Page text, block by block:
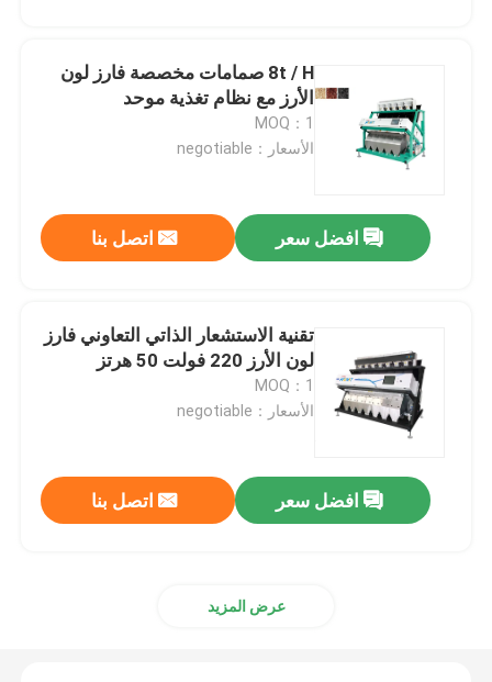
8t / H صمامات مخصصة فارز لون
الأرز مع نظام تغذية موحد
MOQ：1
الأسعار：negotiable
افضل سعر اتصل بنا
تقنية الاستشعار الذاتي التعاوني فارز
لون الأرز 220 فولت 50 هرتز
MOQ：1
الأسعار：negotiable
افضل سعر اتصل بنا
عرض المزيد